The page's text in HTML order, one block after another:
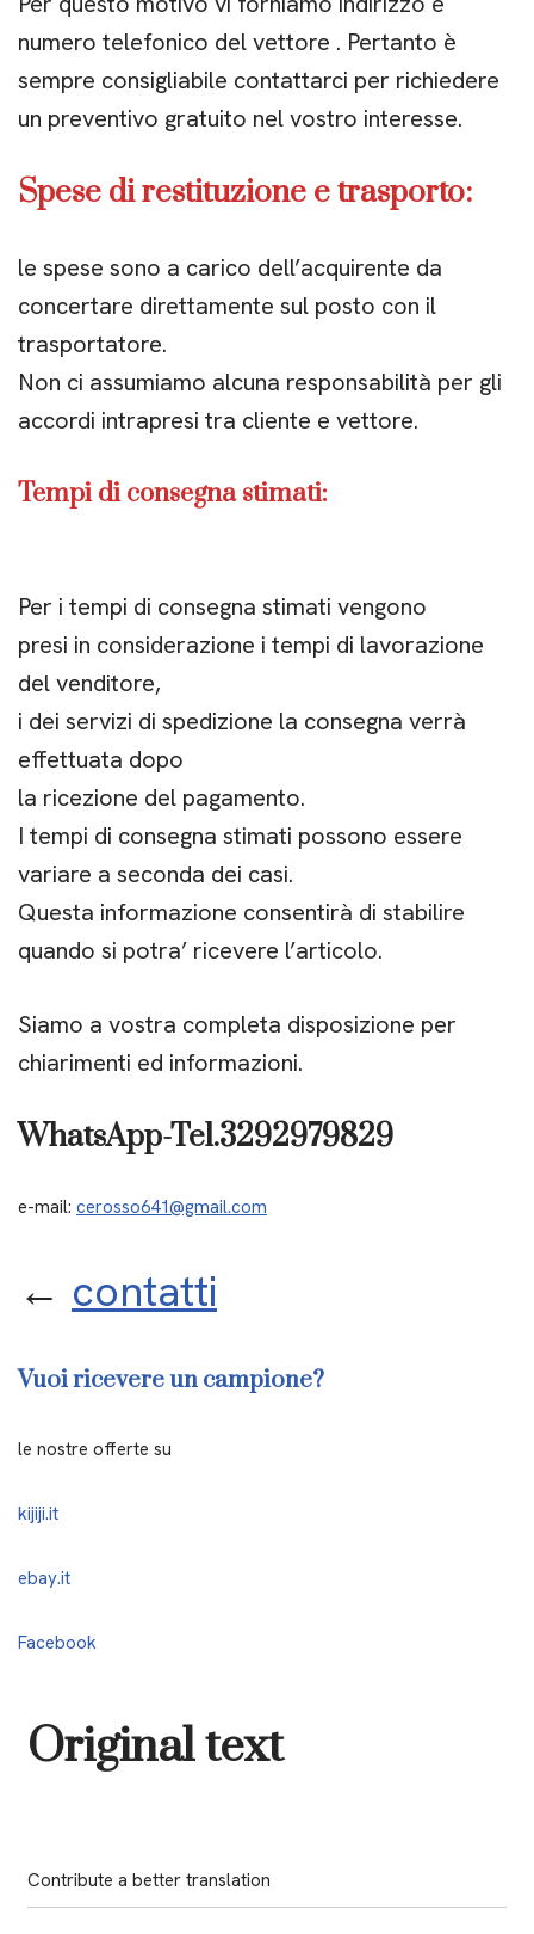
numero telefonico del vettore . Pertanto è
sempre consigliabile contattarci per richiedere
un preventivo gratuito nel vostro interesse.
Spese di restituzione e trasporto:
le spese sono a carico dell’acquirente da
concertare direttamente sul posto con il
trasportatore.
Non ci assumiamo alcuna responsabilità per gli
accordi intrapresi tra cliente e vettore.
Tempi di consegna stimati:
Per i tempi di consegna stimati vengono
presi in considerazione i tempi di lavorazione
del venditore,
i dei servizi di spedizione la consegna verrà
effettuata dopo
la ricezione del pagamento.
I tempi di consegna stimati possono essere
variare a seconda dei casi.
Questa informazione consentirà di stabilire
quando si potra’ ricevere l’articolo.
Siamo a vostra completa disposizione per
chiarimenti ed informazioni.
WhatsApp-Tel.3292979829
e-mail: cerosso641@gmail.com
← contatti
Vuoi ricevere un campione?
le nostre offerte su
kijiji.it
ebay.it
Facebook
Original text
Contribute a better translation